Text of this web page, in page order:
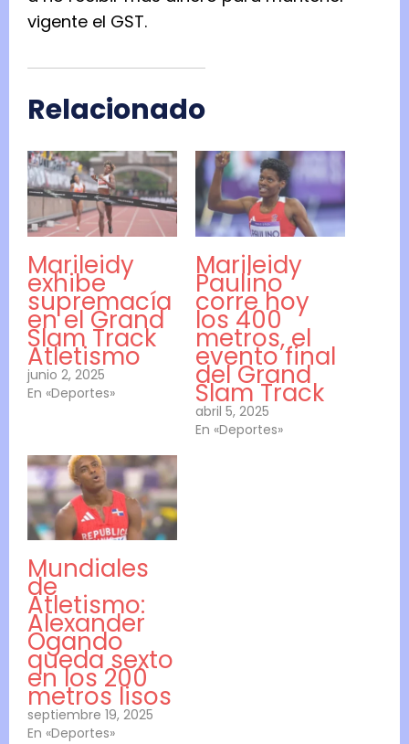
vigente el GST.
Relacionado
Marileidy
exhibe
supremacía
en el Grand
Slam Track
Atletismo
junio 2, 2025
En «Deportes»
Marileidy
Paulino
corre hoy
los 400
metros, el
evento final
del Grand
Slam Track
abril 5, 2025
En «Deportes»
Mundiales
de
Atletismo:
Alexander
Ogando
queda sexto
en los 200
metros lisos
septiembre 19, 2025
En «Deportes»